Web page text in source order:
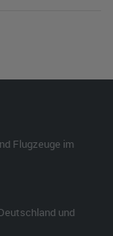
Flugzeuge im
und